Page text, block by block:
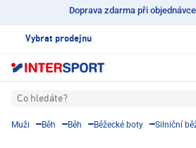
Doprava zdarma při
Vybrat prodejnu
Co hledáte?
Muži Běh Běh Běžecké boty Silniční